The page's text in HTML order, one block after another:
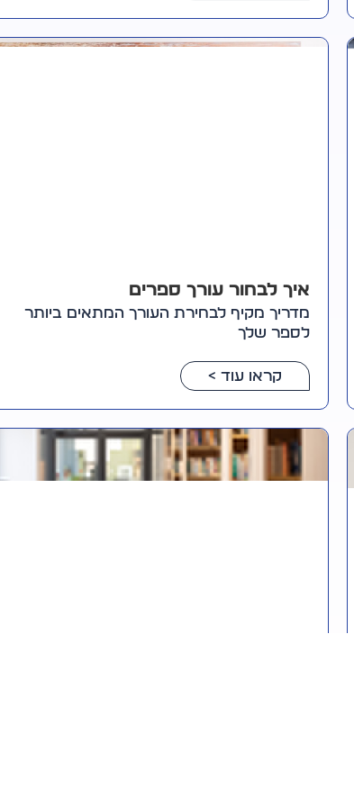
איך לבחור עורך ספרים
מדריך מקיף לבחירת העורך המתאים ביותר
לספר שלך
קראו עוד >